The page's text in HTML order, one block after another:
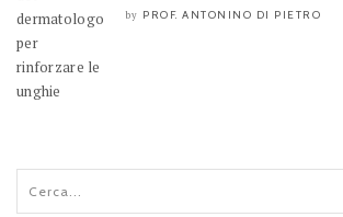
by PROF. ANTONINO DI PIETRO